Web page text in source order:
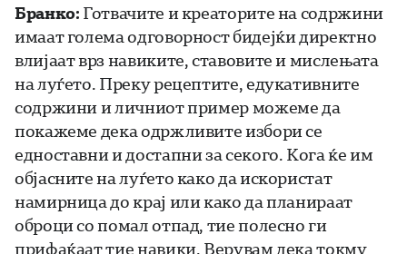
Бранко: Готвачите и креаторите на содржини
имаат голема одговорност бидејќи директно
влијаат врз навиките, ставовите и мислењата
на луѓето. Преку рецептите, едукативните
содржини и личниот пример можеме да
покажеме дека одржливите избори се
едноставни и достапни за секого. Кога ќе им
објасните на луѓето како да искористат
намирница до крај или како да планираат
оброци со помал отпад, тие полесно ги
прифаќаат тие навики. Верувам дека токму